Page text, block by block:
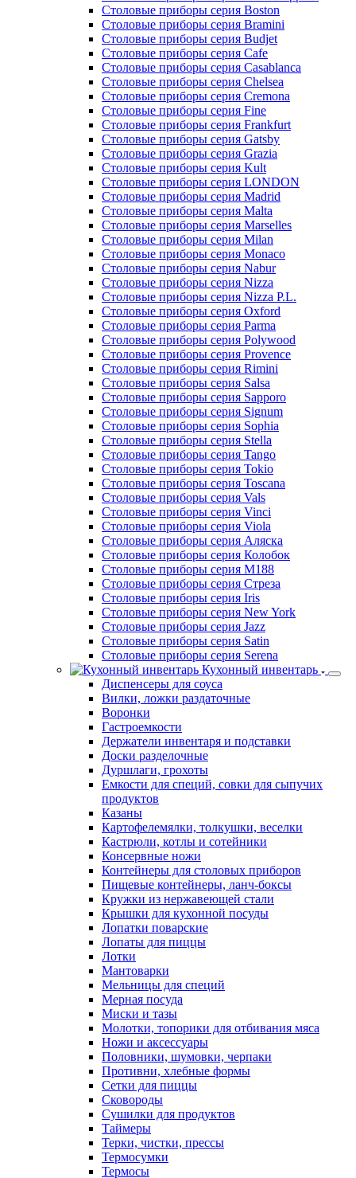
Столовые приборы серия Boston
Столовые приборы серия Bramini
Столовые приборы серия Budjet
Столовые приборы серия Cafe
Столовые приборы серия Casablanca
Столовые приборы серия Chelsea
Столовые приборы серия Cremona
Столовые приборы серия Fine
Столовые приборы серия Frankfurt
Столовые приборы серия Gatsby
Столовые приборы серия Grazia
Столовые приборы серия Kult
Столовые приборы серия LONDON
Столовые приборы серия Madrid
Столовые приборы серия Malta
Столовые приборы серия Marselles
Столовые приборы серия Milan
Столовые приборы серия Monaco
Столовые приборы серия Nabur
Столовые приборы серия Nizza
Столовые приборы серия Nizza P.L.
Столовые приборы серия Oxford
Столовые приборы серия Parma
Столовые приборы серия Polywood
Столовые приборы серия Provence
Столовые приборы серия Rimini
Столовые приборы серия Salsa
Столовые приборы серия Sapporo
Столовые приборы серия Signum
Столовые приборы серия Sophia
Столовые приборы серия Stella
Столовые приборы серия Tango
Столовые приборы серия Tokio
Столовые приборы серия Toscana
Столовые приборы серия Vals
Столовые приборы серия Vinci
Столовые приборы серия Viola
Столовые приборы серия Аляска
Столовые приборы серия Колобок
Столовые приборы серия М188
Столовые приборы серия Стреза
Столовые приборы серия Iris
Столовые приборы серия New York
Столовые приборы серия Jazz
Столовые приборы серия Satin
Столовые приборы серия Serena
Кухонный инвентарь
Диспенсеры для соуса
Вилки, ложки раздаточные
Воронки
Гастроемкости
Держатели инвентаря и подставки
Доски разделочные
Дуршлаги, грохоты
Емкости для специй, совки для сыпучих
продуктов
Казаны
Картофелемялки, толкушки, веселки
Кастрюли, котлы и сотейники
Консервные ножи
Контейнеры для столовых приборов
Пищевые контейнеры, ланч-боксы
Кружки из нержавеющей стали
Крышки для кухонной посуды
Лопатки поварские
Лопаты для пиццы
Лотки
Мантоварки
Мельницы для специй
Мерная посуда
Миски и тазы
Молотки, топорики для отбивания мяса
Ножи и аксессуары
Половники, шумовки, черпаки
Противни, хлебные формы
Сетки для пиццы
Сковороды
Сушилки для продуктов
Таймеры
Терки, чистки, прессы
Термосумки
Термосы